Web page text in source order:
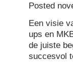
Posted
Een visie
ups en
de juiste
succesvol